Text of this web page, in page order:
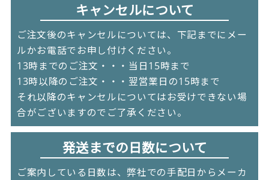
キャンセルについて
ご注文後のキャンセルについては、下記までにメー
ルかお電話でお申し付けください。
13時までのご注文・・・当日15時まで
13時以降のご注文・・・翌営業日の15時まで
それ以降のキャンセルについてはお受けできない場
合がございますのでご了承ください。
発送までの日数について
ご案内している日数は、弊社での手配日からメーカ